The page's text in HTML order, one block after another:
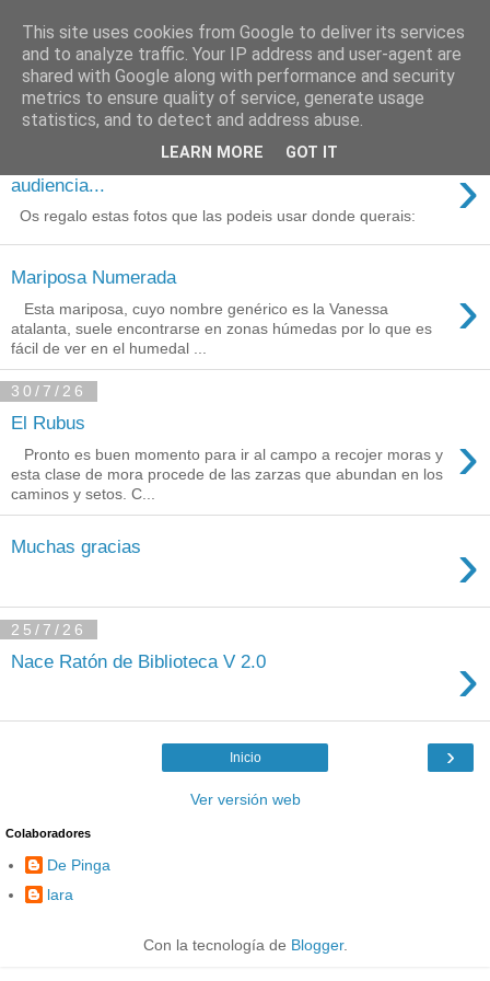
Está de pinga
3/8/26
Agradecimientos a Ares por su
audiencia...
›
Os regalo estas fotos que las podeis usar donde querais:
Mariposa Numerada ›
Esta mariposa, cuyo nombre genérico es la Vanessa
atalanta, suele encontrarse en zonas húmedas por lo que es
fácil de ver en el humedal ...
30/7/26
El Rubus ›
Pronto es buen momento para ir al campo a recojer moras y
esta clase de mora procede de las zarzas que abundan en los
caminos y setos. C...
Muchas gracias ›
25/7/26
Nace Ratón de Biblioteca V 2.0 ›
›
Inicio
Ver versión web
Colaboradores
De Pinga
lara
Con la tecnología de Blogger.
This site uses cookies from Google to deliver its services
and to analyze traffic. Your IP address and user-agent are
shared with Google along with performance and security
metrics to ensure quality of service, generate usage
statistics, and to detect and address abuse.
LEARN MORE GOT IT